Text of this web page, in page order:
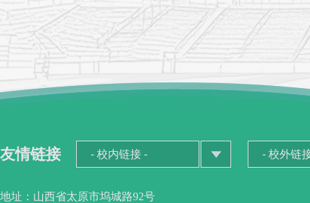
友情链接
地址：山西省太原市坞城路92号